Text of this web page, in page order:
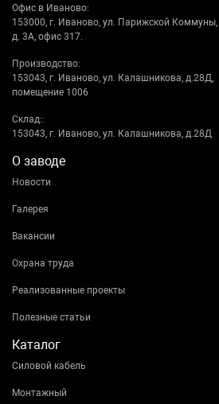
Офис в Иваново:
153000, г. Иваново, ул. Парижской Коммуны,
д. 3А, офис 317.
Производство:
153043, г. Иваново, ул. Калашникова, д.28Д,
помещение 1006
Склад::
153043, г. Иваново, ул. Калашникова, д.28Д
О заводе
Новости
Галерея
Вакансии
Охрана труда
Реализованные проекты
Полезные статьи
Каталог
Силовой кабель
Монтажный